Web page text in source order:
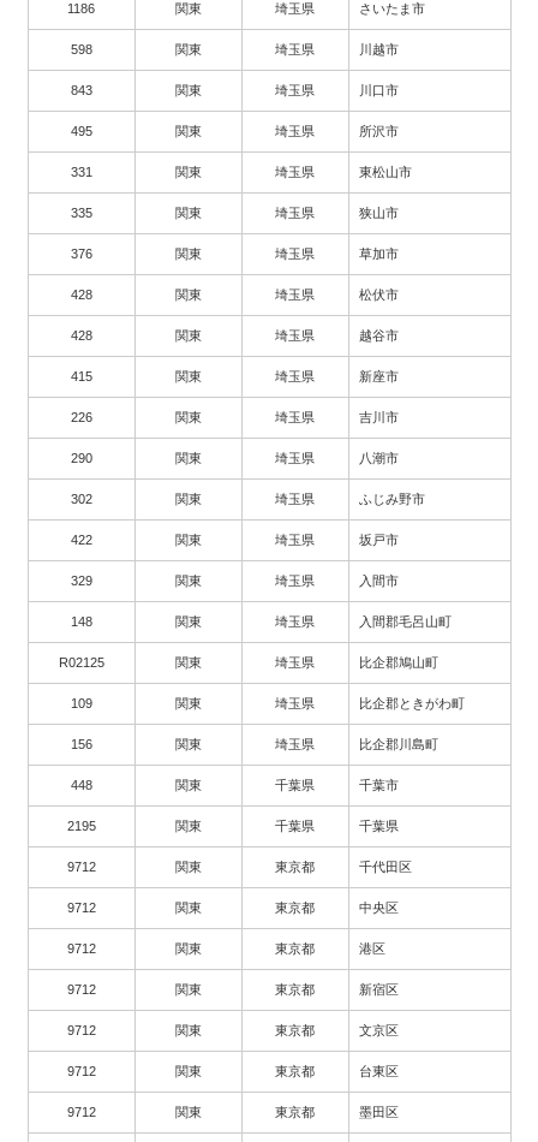
1186 関東 埼玉県 さいたま市
598 関東 埼玉県 川越市
843 関東 埼玉県 川口市
495 関東 埼玉県 所沢市
331 関東 埼玉県 東松山市
335 関東 埼玉県 狭山市
376 関東 埼玉県 草加市
428 関東 埼玉県 松伏市
428 関東 埼玉県 越谷市
415 関東 埼玉県 新座市
226 関東 埼玉県 吉川市
290 関東 埼玉県 八潮市
302 関東 埼玉県 ふじみ野市
422 関東 埼玉県 坂戸市
329 関東 埼玉県 入間市
148 関東 埼玉県 入間郡毛呂山町
R02125 関東 埼玉県 比企郡鳩山町
109 関東 埼玉県 比企郡ときがわ町
156 関東 埼玉県 比企郡川島町
448 関東 千葉県 千葉市
2195 関東 千葉県 千葉県
9712 関東 東京都 千代田区
9712 関東 東京都 中央区
9712 関東 東京都 港区
9712 関東 東京都 新宿区
9712 関東 東京都 文京区
9712 関東 東京都 台東区
9712 関東 東京都 墨田区